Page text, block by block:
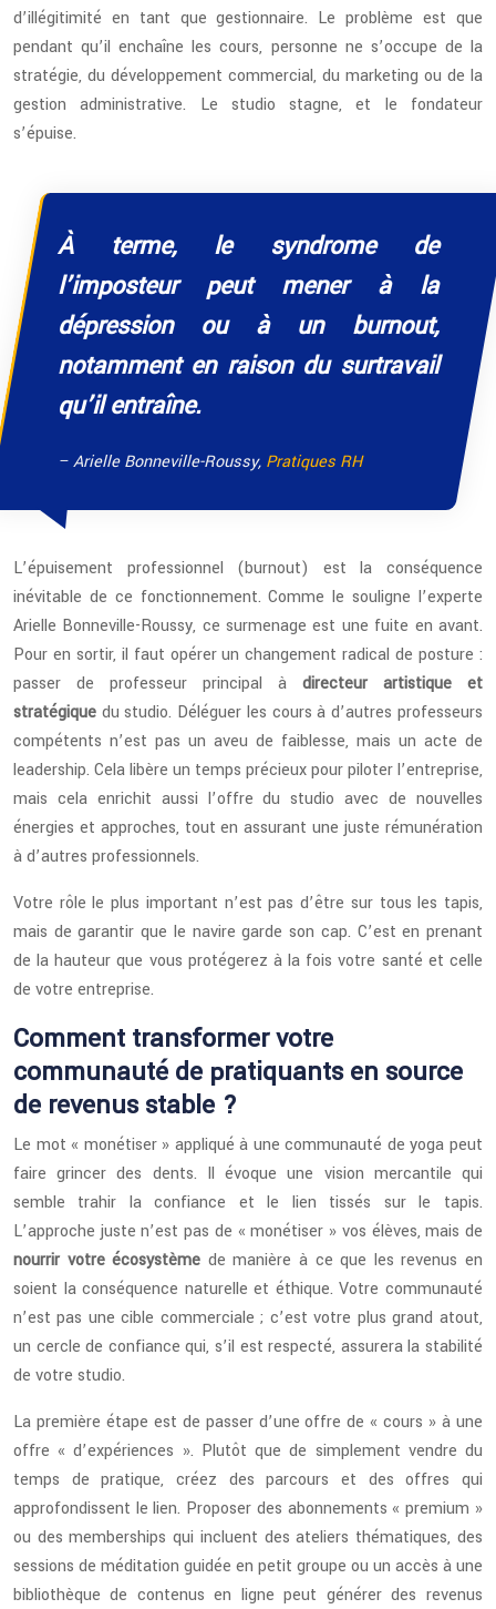
d’illégitimité en tant que gestionnaire. Le problème est que
pendant qu’il enchaîne les cours, personne ne s’occupe de la
stratégie, du développement commercial, du marketing ou de la
gestion administrative. Le studio stagne, et le fondateur
s’épuise.
À terme, le syndrome de
l’imposteur peut mener à la
dépression ou à un burnout,
notamment en raison du surtravail
qu’il entraîne.
– Arielle Bonneville-Roussy, Pratiques RH
L’épuisement professionnel (burnout) est la conséquence
inévitable de ce fonctionnement. Comme le souligne l’experte
Arielle Bonneville-Roussy, ce surmenage est une fuite en avant.
Pour en sortir, il faut opérer un changement radical de posture :
passer de professeur principal à directeur artistique et
stratégique du studio. Déléguer les cours à d’autres professeurs
compétents n’est pas un aveu de faiblesse, mais un acte de
leadership. Cela libère un temps précieux pour piloter l’entreprise,
mais cela enrichit aussi l’offre du studio avec de nouvelles
énergies et approches, tout en assurant une juste rémunération
à d’autres professionnels.
Votre rôle le plus important n’est pas d’être sur tous les tapis,
mais de garantir que le navire garde son cap. C’est en prenant
de la hauteur que vous protégerez à la fois votre santé et celle
de votre entreprise.
Comment transformer votre
communauté de pratiquants en source
de revenus stable ?
Le mot « monétiser » appliqué à une communauté de yoga peut
faire grincer des dents. Il évoque une vision mercantile qui
semble trahir la confiance et le lien tissés sur le tapis.
L’approche juste n’est pas de « monétiser » vos élèves, mais de
nourrir votre écosystème de manière à ce que les revenus en
soient la conséquence naturelle et éthique. Votre communauté
n’est pas une cible commerciale ; c’est votre plus grand atout,
un cercle de confiance qui, s’il est respecté, assurera la stabilité
de votre studio.
La première étape est de passer d’une offre de « cours » à une
offre « d’expériences ». Plutôt que de simplement vendre du
temps de pratique, créez des parcours et des offres qui
approfondissent le lien. Proposer des abonnements « premium »
ou des memberships qui incluent des ateliers thématiques, des
sessions de méditation guidée en petit groupe ou un accès à une
bibliothèque de contenus en ligne peut générer des revenus